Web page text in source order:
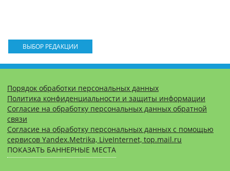
ВЫБОР РЕДАКЦИИ
Порядок обработки персональных данных
Политика конфиденциальности и защиты информации
Согласие на обработку персональных данных обратной
связи
Согласие на обработку персональных данных с помощью
сервисов Yandex.Metrika, LiveInternet, top.mail.ru
ПОКАЗАТЬ БАННЕРНЫЕ МЕСТА